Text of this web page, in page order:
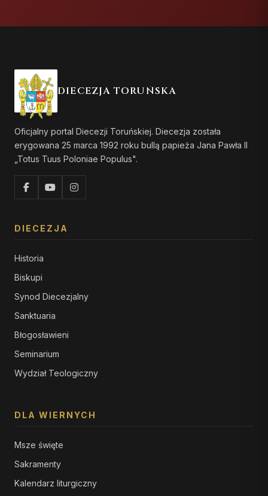
DIECEZJA TORUŃSKA
Oficjalny portal Diecezji Toruńskiej. Diecezja została
erygowana 25 marca 1992 roku bullą papieża Jana Pawła II
„Totus Tuus Poloniae Populus".
DIECEZJA
Historia
Biskupi
Synod Diecezjalny
Sanktuaria
Błogosławieni
Seminarium
Wydział Teologiczny
DLA WIERNYCH
Msze święte
Sakramenty
Kalendarz liturgiczny